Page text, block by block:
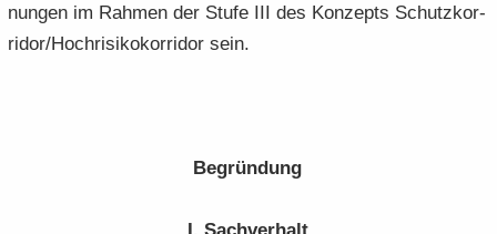
nun­gen im Rah­men der Stufe III des Kon­zepts Schutz­kor­
ri­dor/Hoch­ri­si­ko­kor­ri­dor sein.
Be­grün­dung